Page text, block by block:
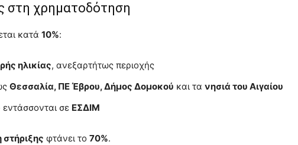
στη χρηματοδότηση
κατά 10%:
ηλικίας, ανεξαρτήτως περιοχής
Θεσσαλία, ΠΕ Έβρου, Δήμος Δομοκού και τα νησιά του Αιγαίου
εντάσσονται σε ΕΣΔΙΜ
φτάνει το 70%.